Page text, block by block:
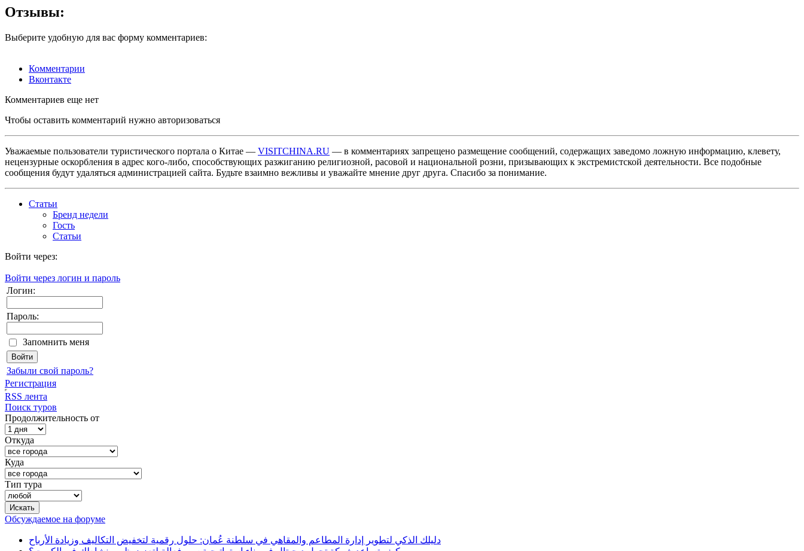
Отзывы:
Выберите удобную для вас форму комментариев:
Комментарии
Вконтакте
Комментариев еще нет
Чтобы оставить комментарий нужно авторизоваться
Уважаемые пользователи туристического портала о Китае — VISITCHINA.RU — в комментариях запрещено размещение сообщений, содержащих заведомо ложную информацию, клевету,
нецензурные оскорбления в адрес кого-либо, способствующих разжиганию религиозной, расовой и национальной розни, призывающих к экстремистской деятельности. Все подобные
сообщения будут удаляться администрацией сайта. Будьте взаимно вежливы и уважайте мнение друг друга. Спасибо за понимание.
Статьи
Бренд недели
Гость
Статьи
Войти через:
Войти через логин и пароль
Логин:
Пароль:
Запомнить меня
Забыли свой пароль?
Регистрация
RSS лента
Поиск туров
Продолжительность от
Откуда
Куда
Тип тура
Обсуждаемое на форуме
دليلك الذكي لتطوير إدارة المطاعم والمقاهي في سلطنة عُمان: حلول رقمية لتخفيض التكاليف وزيادة الأرباح